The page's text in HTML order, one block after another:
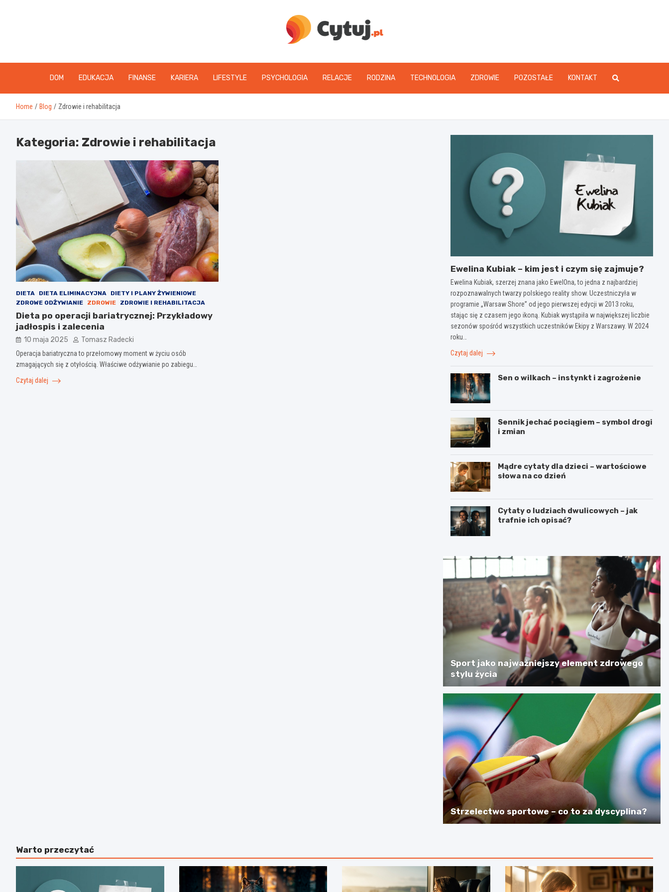
www.cytuj.pl
DOM EDUKACJA FINANSE KARIERA LIFESTYLE PSYCHOLOGIA RELACJE RODZINA TECHNOLOGIA ZDROWIE POZOSTAŁE KONTAKT
Home Blog Zdrowie i rehabilitacja
Kategoria: Zdrowie i rehabilitacja
DIETA DIETA ELIMINACYJNA
DIETY I PLANY ŻYWIENIOWE
ZDROWE ODŻYWIANIE
ZDROWIE ZDROWIE I REHABILITACJA
Dieta po operacji bariatrycznej: Przykładowy
jadłospis i zalecenia
10 maja 2025 Tomasz Radecki
Operacja bariatryczna to przełomowy moment w życiu osób
zmagających się z otyłością. Właściwe odżywianie po zabiegu…
Czytaj dalej
Ewelina Kubiak – kim jest i czym się zajmuje?
Ewelina Kubiak, szerzej znana jako EwelOna, to jedna z najbardziej
rozpoznawalnych twarzy polskiego reality show. Uczestniczyła w
programie „Warsaw Shore” od jego pierwszej edycji w 2013 roku,
stając się z czasem jego ikoną. Kubiak wystąpiła w największej liczbie
sezonów spośród wszystkich uczestników Ekipy z Warszawy. W 2024
roku…
Czytaj dalej
Sen o wilkach – instynkt i zagrożenie
Sennik jechać pociągiem – symbol drogi
i zmian
Mądre cytaty dla dzieci – wartościowe
słowa na co dzień
Cytaty o ludziach dwulicowych – jak
trafnie ich opisać?
Sport jako najważniejszy element zdrowego
stylu życia
Strzelectwo sportowe – co to za dyscyplina?
Warto przeczytać